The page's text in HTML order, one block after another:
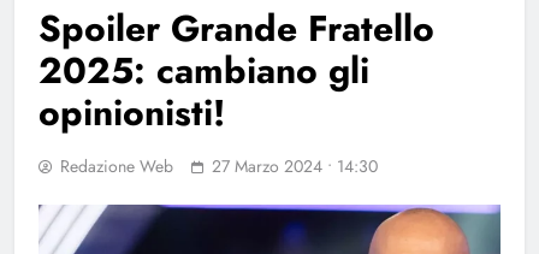
Spoiler Grande Fratello
2025: cambiano gli
opinionisti!
Redazione Web 27 Marzo 2024 • 14:30